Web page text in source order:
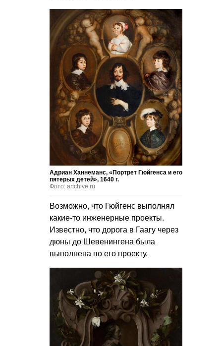
Адриан Ханнеманс, «Портрет Гюйгенса и его
пятерых детей», 1640 г.
Фото: artchive.ru
Возможно, что Гюйгенс выполнял
какие-то инженерные проекты.
Известно, что дорога в Гаагу через
дюны до Шевенингена была
выполнена по его проекту.